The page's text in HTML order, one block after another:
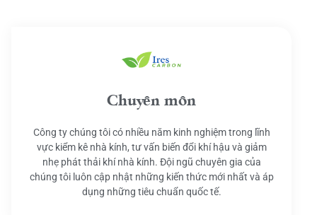
Chuyên môn
Công ty chúng tôi có nhiều năm kinh nghiệm trong lĩnh
vực kiểm kê nhà kính, tư vấn biến đổi khí hậu và giảm
nhẹ phát thải khí nhà kính. Đội ngũ chuyên gia của
chúng tôi luôn cập nhật những kiến thức mới nhất và áp
dụng những tiêu chuẩn quốc tế.